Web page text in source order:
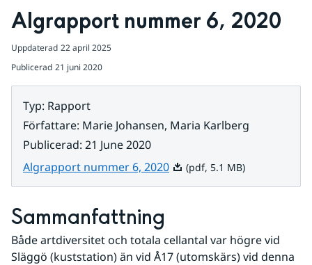
Algrapport nummer 6, 2020
Uppdaterad 22 april 2025
Publicerad 21 juni 2020
Typ: Rapport
Författare: Marie Johansen, Maria Karlberg
Publicerad: 21 June 2020
Algrapport nummer 6, 2020Pdf, 5.1 MB.
(pdf, 5.1 MB)
Sammanfattning
Både artdiversitet och totala cellantal var högre vid
Släggö (kuststation) än vid Å17 (utomskärs) vid denna